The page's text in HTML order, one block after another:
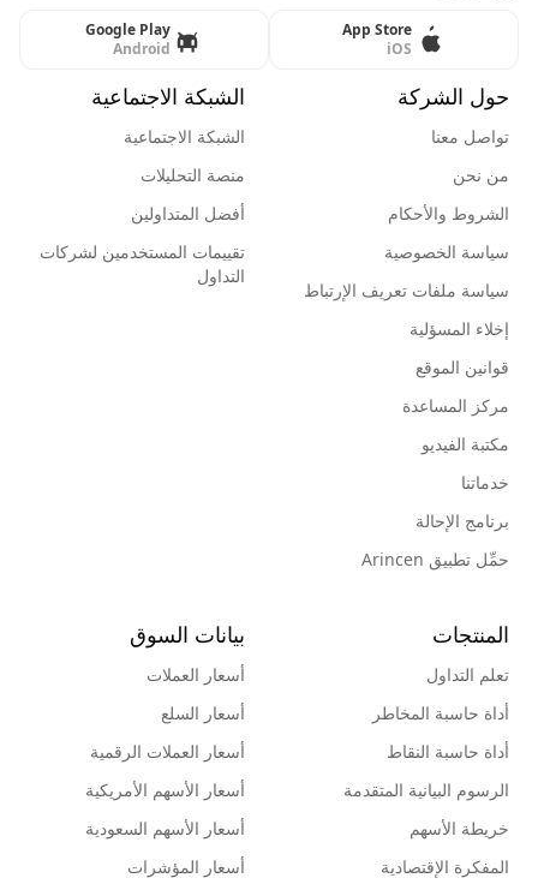
App Store
iOS
Google Play
Android
حول الشركة
تواصل معنا
من نحن
الشروط والأحكام
سياسة الخصوصية
سياسة ملفات تعريف الإرتباط
إخلاء المسؤلية
قوانين الموقع
مركز المساعدة
مكتبة الفيديو
خدماتنا
برنامج الإحالة
حمِّل تطبيق Arincen
الشبكة الاجتماعية
الشبكة الاجتماعية
منصة التحليلات
أفضل المتداولين
تقييمات المستخدمين لشركات
التداول
المنتجات
تعلم التداول
أداة حاسبة المخاطر
أداة حاسبة النقاط
الرسوم البيانية المتقدمة
خريطة الأسهم
المفكرة الإقتصادية
بيانات السوق
أسعار العملات
أسعار السلع
أسعار العملات الرقمية
أسعار الأسهم الأمريكية
أسعار الأسهم السعودية
أسعار المؤشرات